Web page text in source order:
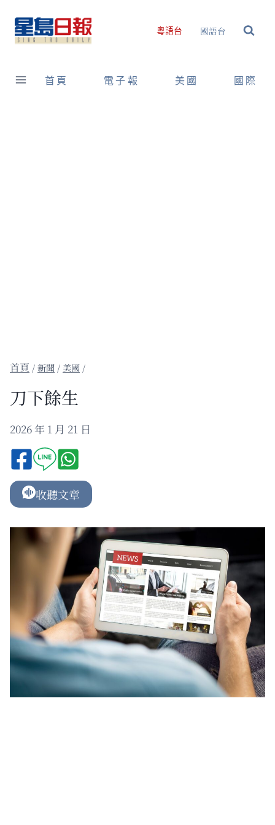
content
粵語台 國語台
首頁 電子報 美國 國際
/新聞 / 美國 /
刀下餘生
2026 年 1 月 21 日
收聽文章